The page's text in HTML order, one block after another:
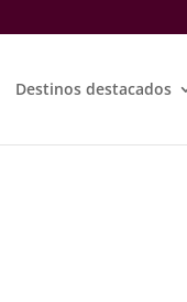
Destinos destacados